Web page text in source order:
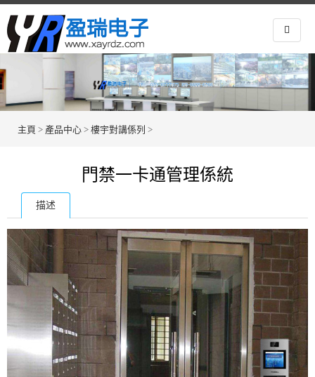
主頁 > 產品中心 > 樓宇對講係列 >
門禁一卡通管理係統
描述